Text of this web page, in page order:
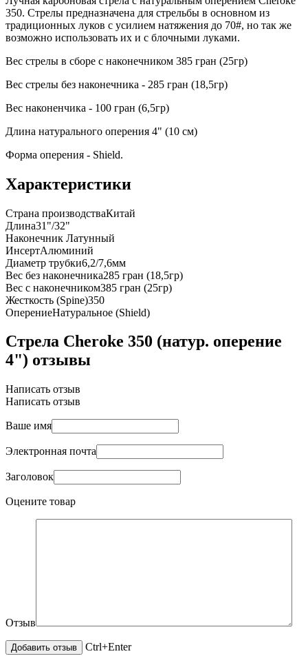
350. Стрелы предназначена для стрельбы в основном из
традиционных луков с усилием натяжения до 70#, но так же
возможно использовать их и с блочными луками.
Вес стрелы в сборе с наконечником 385 гран (25гр)
Вес стрелы без наконечника - 285 гран (18,5гр)
Вес наконенчика - 100 гран (6,5гр)
Длина натурального оперения 4" (10 см)
Форма оперения - Shield.
Характеристики
Страна производстваКитай
Длина31"/32"
Наконечник Латунный
ИнсертАлюминий
Диаметр трубки6,2/7,6мм
Вес без наконечника285 гран (18,5гр)
Вес с наконечником385 гран (25гр)
Жесткость (Spine)350
ОперениеНатуральное (Shield)
Стрела Cheroke 350 (натур. оперение
4") отзывы
Написать отзыв
Написать отзыв
Ваше имя
Электронная почта
Заголовок
Оцените товар
Отзыв
Ctrl+Enter